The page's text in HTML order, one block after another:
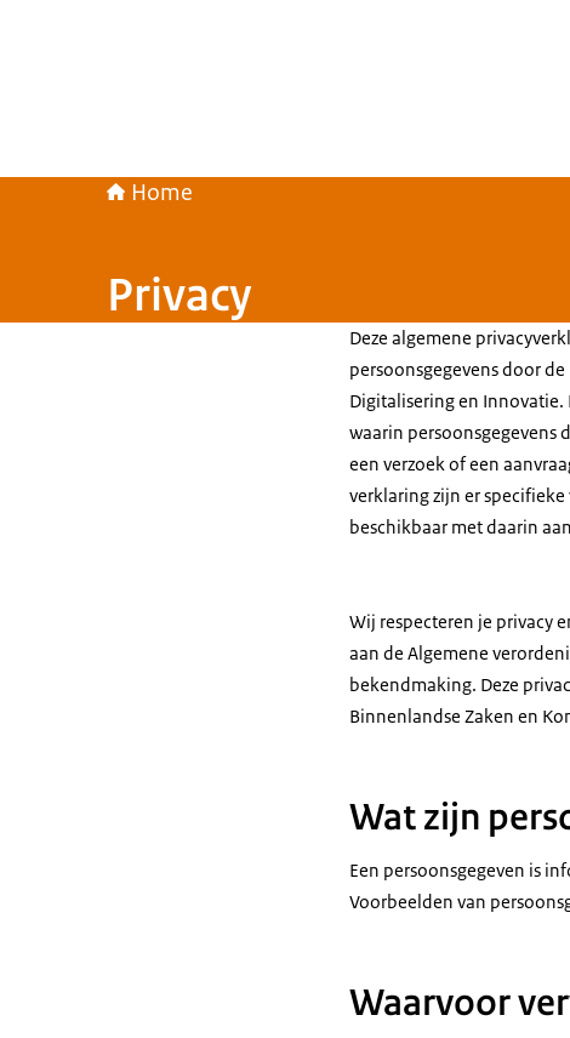
Home
Privacy
Deze algemene
persoonsgegevens door
Digitalisering en Innovatie.
waarin persoonsgegevens
een verzoek of een
verklaring zijn er
beschikbaar met daarin
Wij respecteren je privacy
aan de Algemene
bekendmaking. Deze
Binnenlandse Zaken en
Wat zijn
Een persoonsgegeven is
Voorbeelden van
Waarvoor